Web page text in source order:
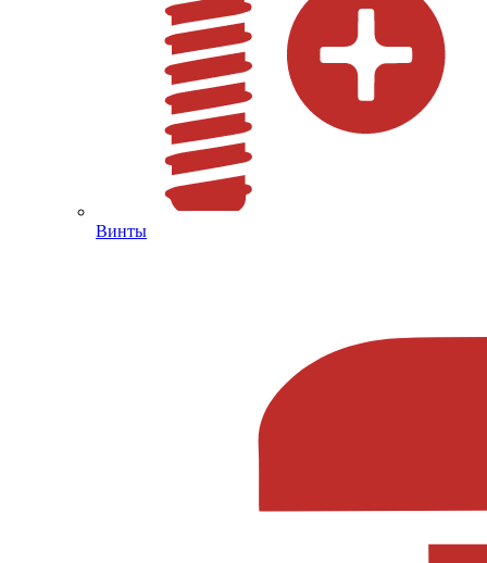
Винты